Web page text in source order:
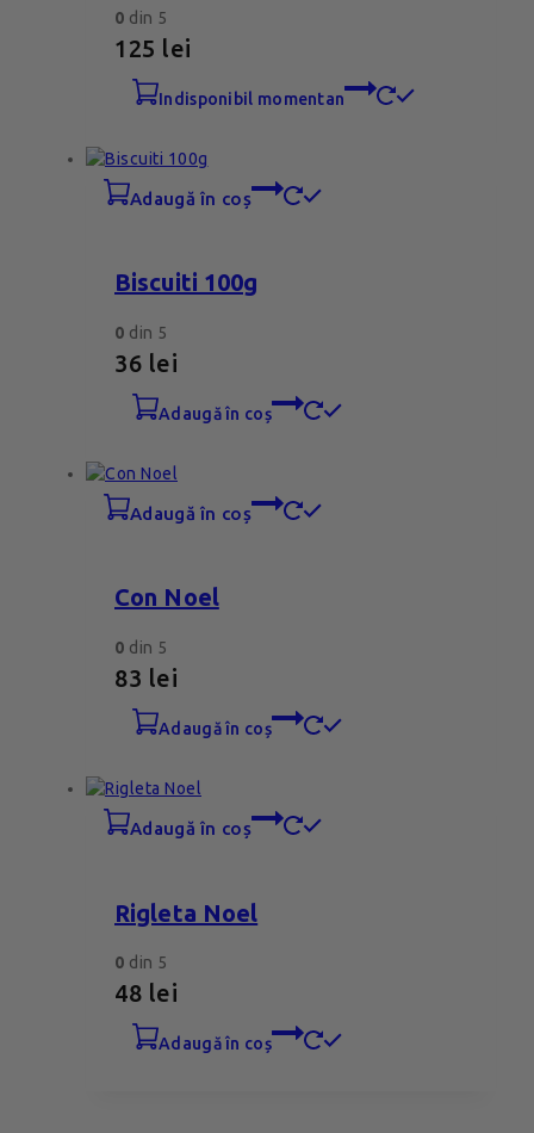
0 din 5
125 lei
indisponibil momentan
adaugă în coș
Biscuiti 100g
0 din 5
36 lei
adaugă în coș
adaugă în coș
Con Noel
0 din 5
83 lei
adaugă în coș
adaugă în coș
Rigleta Noel
0 din 5
48 lei
adaugă în coș